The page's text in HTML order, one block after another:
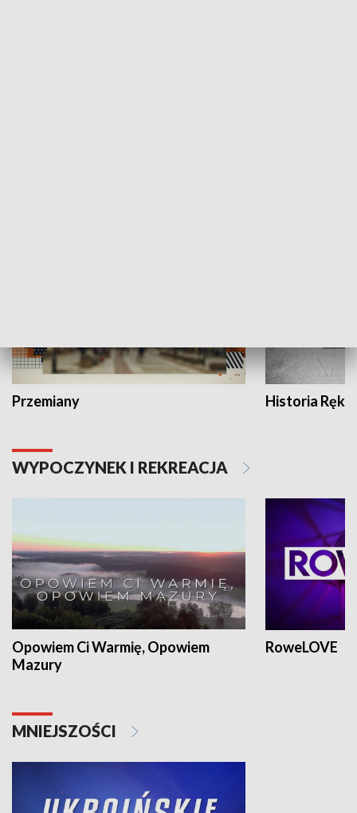
Przemiany Historia Ręką
WYPOCZYNEK I REKREACJA
Opowiem Ci Warmię, Opowiem
Mazury
RoweLOVE
MNIEJSZOŚCI